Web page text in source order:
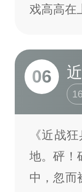
戏高高在
06
《近战
地。砰！
中，忽而